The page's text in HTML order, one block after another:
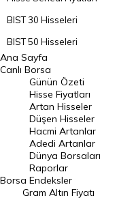
BIST 30 Hisseleri
BIST 50 Hisseleri
BIST 100 Hisseleri
En Çok Artan Hisseler
En Çok Düşen Hisseler
Hacmi Artanlar
Geçmiş Kapanışlar
Dünya Borsaları
Raporlar
Ana Sayfa
Canlı Borsa
Borsa
Günün Özeti
Hisse Fiyatları
Artan Hisseler
Düşen Hisseler
Hacmi Artanlar
Adedi Artanlar
Dünya Borsaları
Raporlar
Endeksler
Gram Altın Fiyatı